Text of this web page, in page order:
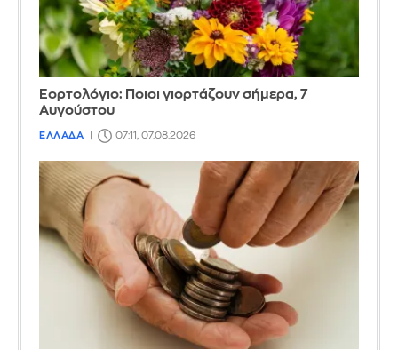
Εορτολόγιο: Ποιοι γιορτάζουν σήμερα, 7
Αυγούστου
ΕΛΛΑΔΑ 07:11, 07.08.2026